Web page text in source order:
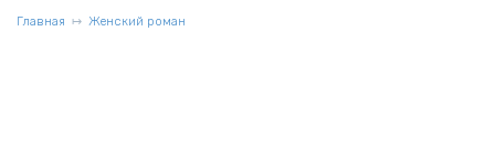
Главная Женский роман